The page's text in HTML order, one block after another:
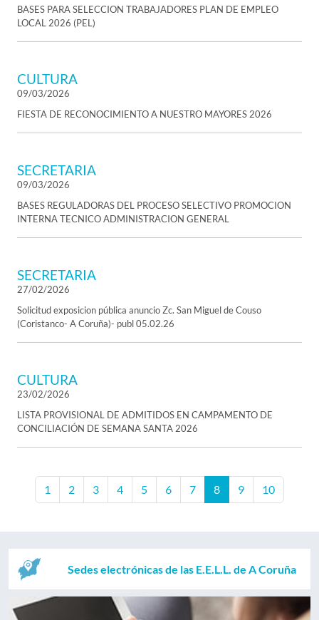
BASES PARA SELECCION TRABAJADORES PLAN DE EMPLEO
LOCAL 2026 (PEL)
CULTURA
09/03/2026
FIESTA DE RECONOCIMIENTO A NUESTRO MAYORES 2026
SECRETARIA
09/03/2026
BASES REGULADORAS DEL PROCESO SELECTIVO PROMOCION
INTERNA TECNICO ADMINISTRACION GENERAL
SECRETARIA
27/02/2026
Solicitud exposicion pública anuncio Zc. San Miguel de Couso
(Coristanco- A Coruña)- publ 05.02.26
CULTURA
23/02/2026
LISTA PROVISIONAL DE ADMITIDOS EN CAMPAMENTO DE
CONCILIACIÓN DE SEMANA SANTA 2026
1 2 3 4 5 6 7 8 9 10
Sedes electrónicas de las E.E.L.L. de A Coruña